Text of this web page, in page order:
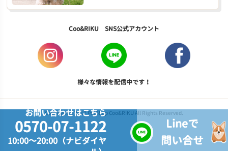
お問い合わせはこちら
0570-07-1122
10:00～20:00（ナビダイヤ
Lineで
問い合せ
Coo&RIKU SNS公式アカウント
様々な情報を配信中です！
Copyright © 2017 PetShop Coo&RIKU All Rights Reserved.